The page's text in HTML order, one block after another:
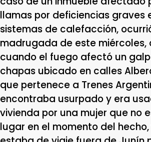
llamas por deficiencias graves
sistemas de calefacción,
madrugada de este miércoles,
cuando el fuego afectó un
chapas ubicado en calles
que pertenece a Trenes
encontraba usurpado y era
vivienda por una mujer que no
lugar en el momento del